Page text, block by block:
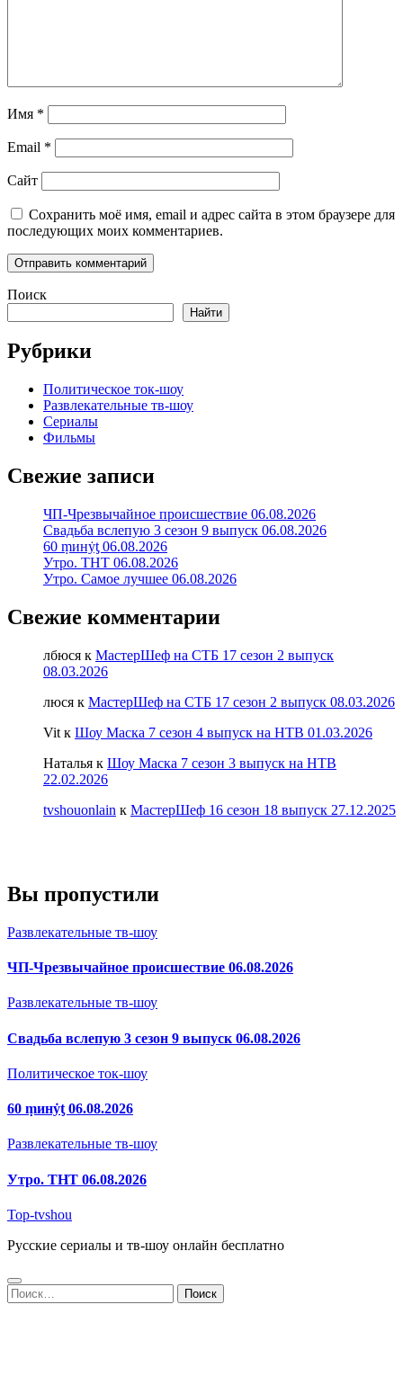
Имя *
Email *
Сайт
Сохранить моё имя, email и адрес сайта в этом браузере для
последующих моих комментариев.
Поиск
Найти
Рубрики
Политическое ток-шоу
Развлекательные тв-шоу
Сериалы
Фильмы
Свежие записи
ЧП-Чрезвычайное происшествие 06.08.2026
Свадьба вслепую 3 сезон 9 выпуск 06.08.2026
60 ṃинẏƫ 06.08.2026
Утро. ТНТ 06.08.2026
Утро. Самое лучшее 06.08.2026
Свежие комментарии
лбюся к МастерШеф на СТБ 17 сезон 2 выпуск
08.03.2026
люся к МастерШеф на СТБ 17 сезон 2 выпуск 08.03.2026
Vit к Шоу Маска 7 сезон 4 выпуск на НТВ 01.03.2026
Наталья к Шоу Маска 7 сезон 3 выпуск на НТВ
22.02.2026
tvshouonlain к МастерШеф 16 сезон 18 выпуск 27.12.2025
Вы пропустили
Развлекательные тв-шоу
ЧП-Чрезвычайное происшествие 06.08.2026
Развлекательные тв-шоу
Свадьба вслепую 3 сезон 9 выпуск 06.08.2026
Политическое ток-шоу
60 ṃинẏƫ 06.08.2026
Развлекательные тв-шоу
Утро. ТНТ 06.08.2026
Top-tvshou
Русские сериалы и тв-шоу онлайн бесплатно
Найти: